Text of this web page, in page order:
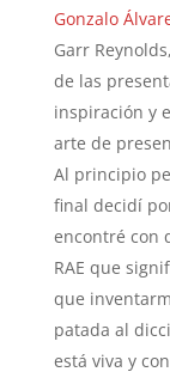
Gonzalo
Garr
de las
inspiración y
arte de
Al principio
final decidí
encontré con
RAE que
que
patada al
está viva y